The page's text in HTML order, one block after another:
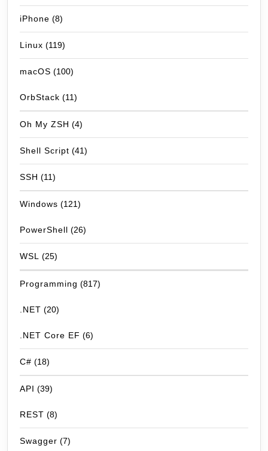
iPhone (8)
Linux (119)
macOS (100)
OrbStack (11)
Oh My ZSH (4)
Shell Script (41)
SSH (11)
Windows (121)
PowerShell (26)
WSL (25)
Programming (817)
.NET (20)
.NET Core EF (6)
C# (18)
API (39)
REST (8)
Swagger (7)